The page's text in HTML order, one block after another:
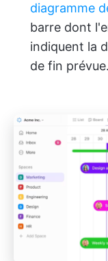
diagramme
barre dont
indiquent la
de fin prévue.